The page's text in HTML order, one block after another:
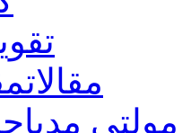
مقالات
مولتی مدیا